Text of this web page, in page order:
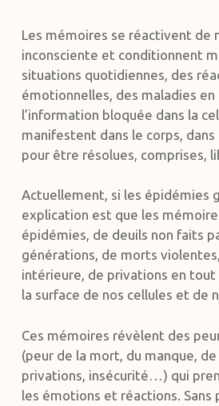
Les mémoires se réactivent de
inconsciente et conditionnent
situations quotidiennes, des
émotionnelles, des maladies
l’information bloquée dans la
manifestent dans le corps,
pour être résolues, comprises,
Actuellement, si les épidémies
explication est que les
épidémies, de deuils non faits
générations, de morts
intérieure, de privations en
la surface de nos cellules et de
Ces mémoires révèlent des
(peur de la mort, du manque, de
privations, insécurité…) qui
les émotions et réactions. Sans